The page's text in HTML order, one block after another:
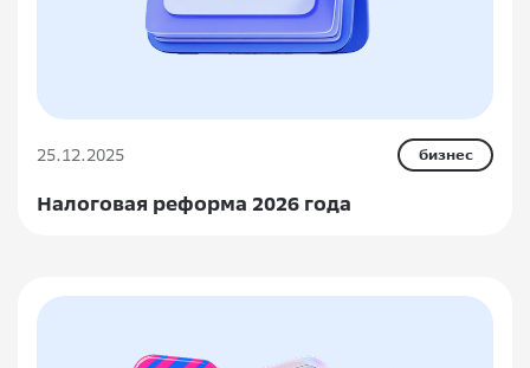
25.12.2025 бизнес
Налоговая реформа 2026 года